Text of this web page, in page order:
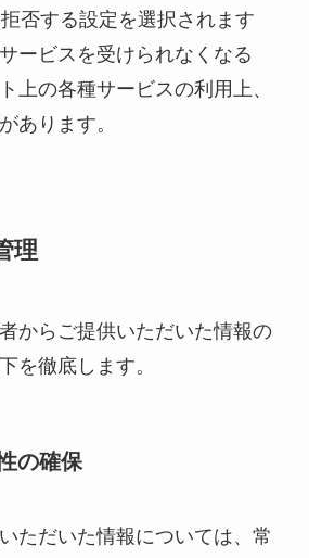
否する設定を選択されます
ービスを受けられなくなる
上の各種サービスの利用上、
あります。
理
からご提供いただいた情報の
を徹底します。
の確保
ただいた情報については、常